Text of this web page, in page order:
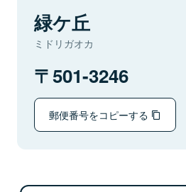
緑ケ丘
ミドリガオカ
501-3246
郵便番号をコピーする